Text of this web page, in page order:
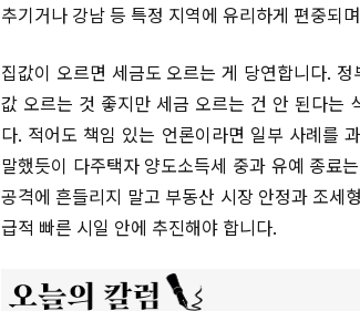
추기거나 강남 등 특정 지역에 유리하게 편중되
집값이 오르면 세금도 오르는 게 당연합니다.
값 오르는 것 좋지만 세금 오르는 건 안 된다는
다. 적어도 책임 있는 언론이라면 일부 사례를
말했듯이 다주택자 양도소득세 중과 유예 종료
공격에 흔들리지 말고 부동산 시장 안정과 조세
급적 빠른 시일 안에 추진해야 합니다.